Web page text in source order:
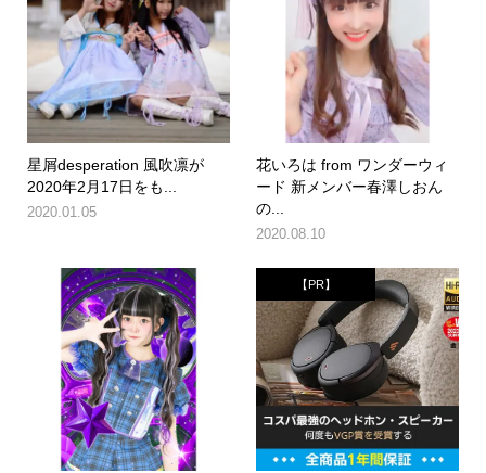
星屑desperation 風吹凛が
2020年2月17日をも...
2020.01.05
花いろは from ワンダーウィ
ード 新メンバー春澤しおん
の...
2020.08.10
【PR】